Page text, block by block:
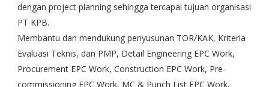
dengan project planning sehingga tercapai tujuan organisasi
PT KPB.
Membantu dan mendukung penyusunan TOR/KAK, Kriteria
Evaluasi Teknis, dan PMP, Detail Engineering EPC Work,
Procurement EPC Work, Construction EPC Work, Pre-
commissioning EPC Work, MC & Punch List EPC Work,